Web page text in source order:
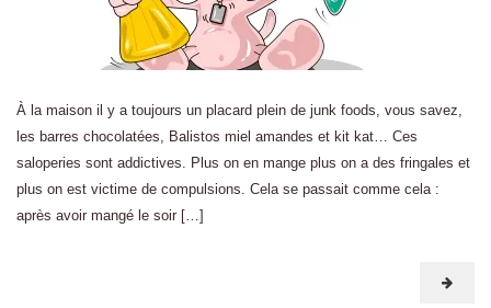
À la maison il y a toujours un placard plein de junk foods, vous savez,
les barres chocolatées, Balistos miel amandes et kit kat… Ces
saloperies sont addictives. Plus on en mange plus on a des fringales et
plus on est victime de compulsions. Cela se passait comme cela :
après avoir mangé le soir […]